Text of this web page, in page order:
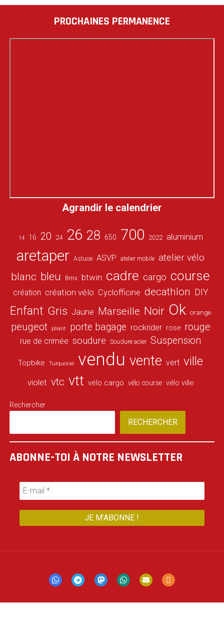
PROCHAINES PERMANENCE
Agrandir le calendrier
14 16 20 24 26 28 650 700 2022 aluminium
aretaper Astuce ASVP atelier mobile atelier vélo
blanc bleu Bmx btwin cadre cargo course
création création vélo Cyclofficine decathlon DIY
Enfant Gris Jaune Marseille Noir Ok orange
peugeot pliant porte bagage rockrider rose rouge
rue de crimée soudure Soudure acier Suspension
Topbike Turquoise vendu vente vert ville
violet vtc vtt vélo cargo vélo course vélo ville
Rechercher
RECHERCHER
ABONNE-TOI À NOTRE NEWSLETTER